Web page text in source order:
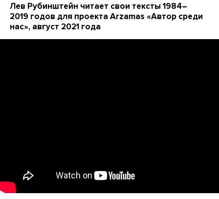
Лев Рубинштейн читает свои тексты 1984–
2019 годов для проекта Arzamas «Автор среди
нас», август 2021 года